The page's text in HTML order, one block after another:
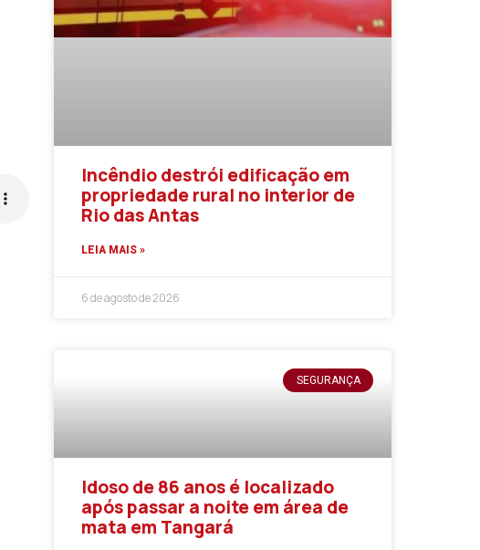
Incêndio destrói edificação em
propriedade rural no interior de
Rio das Antas
LEIA MAIS »
6 de agosto de 2026
SEGURANÇA
Idoso de 86 anos é localizado
após passar a noite em área de
mata em Tangará